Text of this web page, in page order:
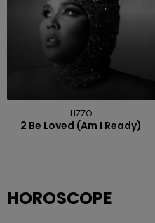
LIZZO
2 Be Loved (am I Ready)
HOROSCOPE